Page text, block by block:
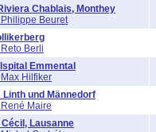
Chablais, Monthey
Philippe Beuret
Berli
Emmental
Max Hilfiker
Linth und Männedorf
René Maire
Lausanne